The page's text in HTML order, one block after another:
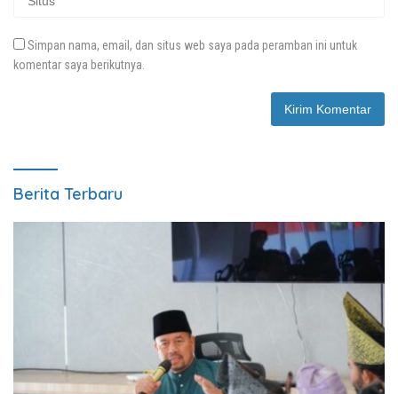
Simpan nama, email, dan situs web saya pada peramban ini untuk
komentar saya berikutnya.
Berita Terbaru